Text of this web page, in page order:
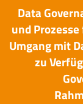
Data
und
Umgang mit
zu